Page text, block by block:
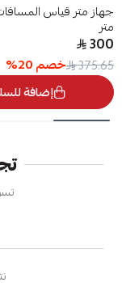
متر
300
375.65 خصم20
%
إضافة